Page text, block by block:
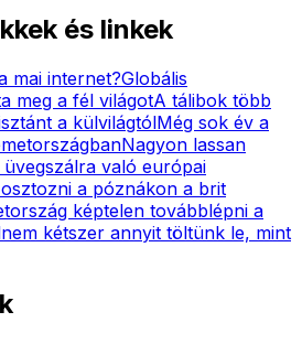
és linkek
mai internet?Globális
meg a fél világotA tálibok több
a külvilágtólMég sok év a
Nagyon lassan
való európai
a póznákon a brit
képtelen továbblépni a
kétszer annyit töltünk le, mint